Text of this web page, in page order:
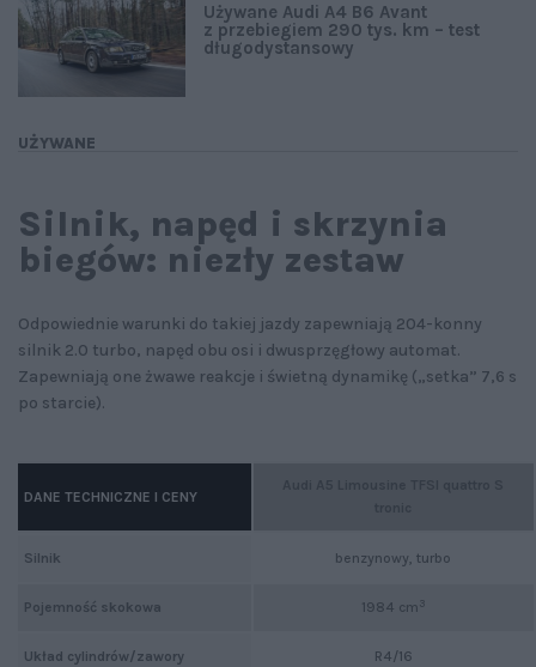
UŻYWANE
Używane Audi A4 B6 Avant
z przebiegiem 290 tys. km – test
długodystansowy
Silnik, napęd i skrzynia
biegów: niezły zestaw
Odpowiednie warunki do takiej jazdy zapewniają 204-konny
silnik 2.0 turbo, napęd obu osi i dwusprzęgłowy automat.
Zapewniają one żwawe reakcje i świetną dynamikę („setka” 7,6 s
po starcie).
benzynowy, turbo
1984 cm 3
R4/16
DANE TECHNICZNE I CENY
Silnik
Pojemność skokowa
Układ cylindrów/zawory